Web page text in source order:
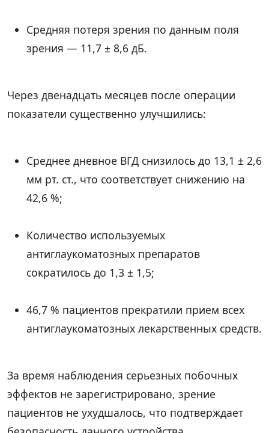
Средняя потеря зрения по данным поля
зрения — 11,7 ± 8,6 дБ.
Через двенадцать месяцев после операции
показатели существенно улучшились:
Среднее дневное ВГД снизилось до 13,1 ± 2,6
мм рт. ст., что соответствует снижению на
42,6 %;
Количество используемых
антиглаукоматозных препаратов
сократилось до 1,3 ± 1,5;
46,7 % пациентов прекратили прием всех
антиглаукоматозных лекарственных средств.
За время наблюдения серьезных побочных
эффектов не зарегистрировано, зрение
пациентов не ухудшалось, что подтверждает